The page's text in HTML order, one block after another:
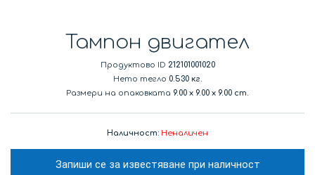
Тампон двигател
Продуктово ID 212101001020
Нето тегло 0.530 кг.
Размери на опаковката 9.00 x 9.00 x 9.00 cm.
Наличност: Неналичен
Запиши се за известяване при наличност